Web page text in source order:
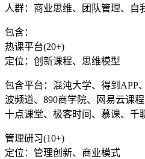
人群：商业思维、团队管理、自
包含：
热课平台(20+)
定位：创新课程、思维模型
包含平台：混沌大学、得到APP
波频道、890商学院、网易云课
十点课堂、极客时间、慕课、千
管理研习(10+)
定位：管理创新、商业模式